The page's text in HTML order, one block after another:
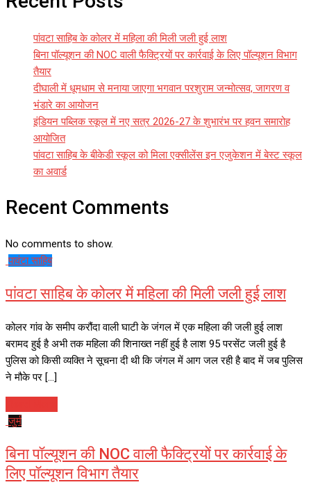
पांवटा साहिब के कोलर में महिला की मिली जली हुई लाश
बिना पॉल्यूशन की NOC वाली फैक्ट्रियों पर कार्रवाई के लिए पॉल्यूशन विभाग
तैयार
दीघाली में धूमधाम से मनाया जाएगा भगवान परशुराम जन्मोत्सव, जागरण व
भंडारे का आयोजन
इंडियन पब्लिक स्कूल में नए सत्र 2026-27 के शुभारंभ पर हवन समारोह
आयोजित
पांवटा साहिब के बीकेडी स्कूल को मिला एक्सीलेंस इन एजुकेशन में बेस्ट स्कूल
का अवार्ड
Recent Comments
No comments to show.
पावंटा साहिब
पांवटा साहिब के कोलर में महिला की मिली जली हुई लाश
कोलर गांव के समीप करौंदा वाली घाटी के जंगल में एक महिला की जली हुई लाश
बरामद हुई है अभी तक महिला की शिनाख्त नहीं हुई है लाश 95 परसेंट जली हुई है
पुलिस को किसी व्यक्ति ने सूचना दी थी कि जंगल में आग जल रही है बाद में जब पुलिस
ने मौके पर […]
जुर्म
बिना पॉल्यूशन की NOC वाली फैक्ट्रियों पर कार्रवाई के
लिए पॉल्यूशन विभाग तैयार